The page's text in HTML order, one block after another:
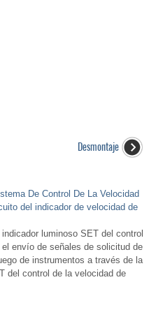
Desmontaje
De Control De La Velocidad
del indicador de velocidad de
luminoso SET del control
envío de señales de solicitud de
de instrumentos a través de la
del control de la velocidad de